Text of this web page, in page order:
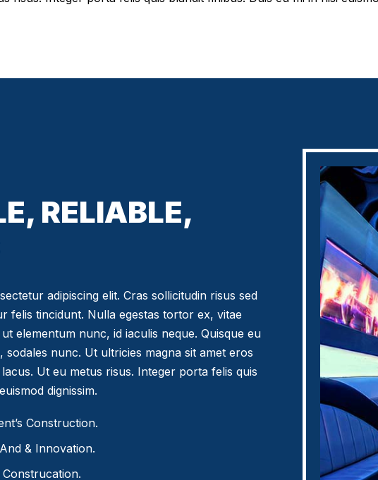
RELIABLE,
adipiscing elit. Cras sollicitudin risus sed
felis tincidunt. Nulla egestas tortor ex, vitae
elementum nunc, id iaculis neque. Quisque eu
nunc. Ut ultricies magna sit amet eros
Ut eu metus risus. Integer porta felis quis
dignissim.
Construction.
& Innovation.